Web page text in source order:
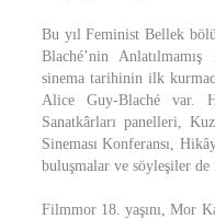
Bu yıl Feminist Bellek
Blaché’nin
sinema tarihinin ilk
Alice Guy-Blaché var.
Sanatkârları panelleri,
Sineması Konferansı,
buluşmalar ve söyleşiler de
Filmmor 18. yaşını, Mor